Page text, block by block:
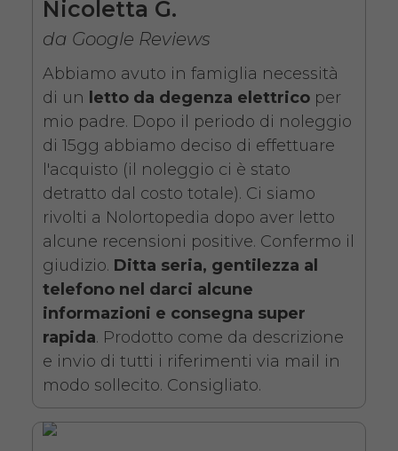
da 89,00€
SCHEDA COMPLETA
Noleggio Letto da
degenza ortopedico
elettrico in legno +
Materasso Antidecubito
Noleggio letto da degenza
Nicoletta G.
da Google Reviews
Abbiamo avuto in famiglia necessità
di un letto da degenza elettrico per
mio padre. Dopo il periodo di noleggio
di 15gg abbiamo deciso di effettuare
l'acquisto (il noleggio ci è stato
detratto dal costo totale). Ci siamo
rivolti a Nolortopedia dopo aver letto
alcune recensioni positive. Confermo il
giudizio. Ditta seria, gentilezza al
telefono nel darci alcune
informazioni e consegna super
rapida. Prodotto come da descrizione
e invio di tutti i riferimenti via mail in
modo sollecito. Consigliato.